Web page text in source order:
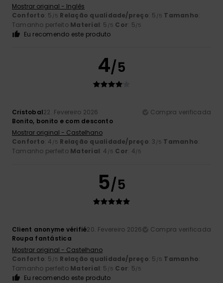
Mostrar original - Inglês
Conforto: 5 /5 Relação qualidade/preço: 5 /5 Tamanho:
Tamanho perfeito Material: 5 /5 Cor: 5/5
Eu recomendo este produto
4/5
Cristobal22. Fevereiro 2026
Compra verificada
Bonito, bonito e com desconto
Mostrar original - Castelhano
Conforto: 4 /5 Relação qualidade/preço: 3 /5 Tamanho:
Tamanho perfeito Material: 4 /5 Cor: 4/5
5/5
Client anonyme vérifié20. Fevereiro 2026
Compra verificada
Roupa fantástica
Mostrar original - Castelhano
Conforto: 5 /5 Relação qualidade/preço: 5 /5 Tamanho:
Tamanho perfeito Material: 5 /5 Cor: 5/5
Eu recomendo este produto